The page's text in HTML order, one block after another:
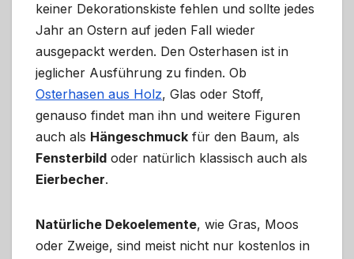
keiner Dekorationskiste fehlen und sollte jedes
Jahr an Ostern auf jeden Fall wieder
ausgepackt werden. Den Osterhasen ist in
jeglicher Ausführung zu finden. Ob
Osterhasen aus Holz, Glas oder Stoff,
genauso findet man ihn und weitere Figuren
auch als Hängeschmuck für den Baum, als
Fensterbild oder natürlich klassisch auch als
Eierbecher.
Natürliche Dekoelemente, wie Gras, Moos
oder Zweige, sind meist nicht nur kostenlos in